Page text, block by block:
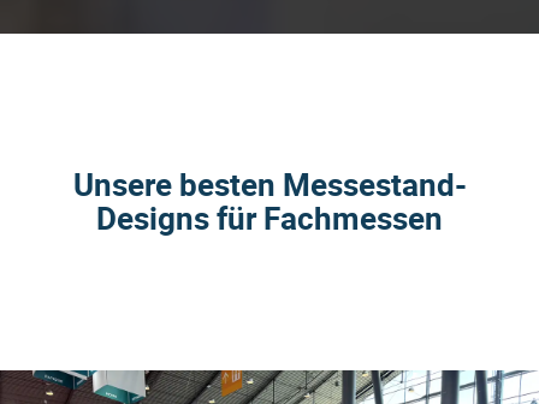
Unsere besten Messestand-
Designs für Fachmessen